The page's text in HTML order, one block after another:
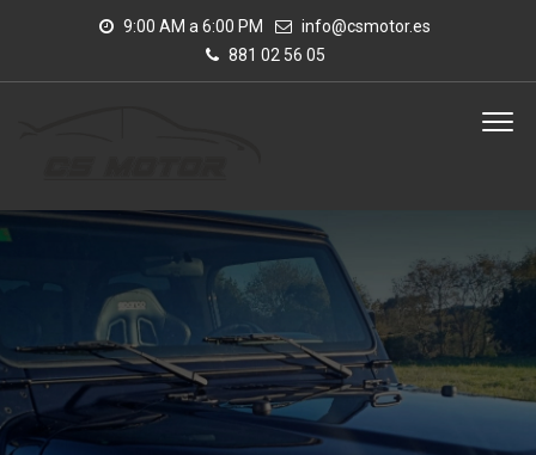
9:00 AM a 6:00 PM
info@csmotor.es
881 02 56 05